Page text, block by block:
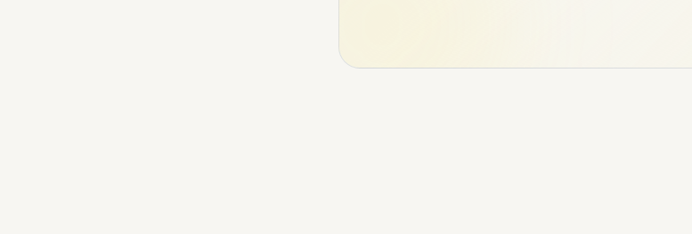
واحدة من أكثر وجهات الاستثمار العقاري شعبية، ويحب